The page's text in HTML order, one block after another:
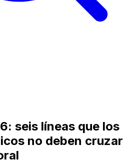
seis líneas que los
no deben cruzar